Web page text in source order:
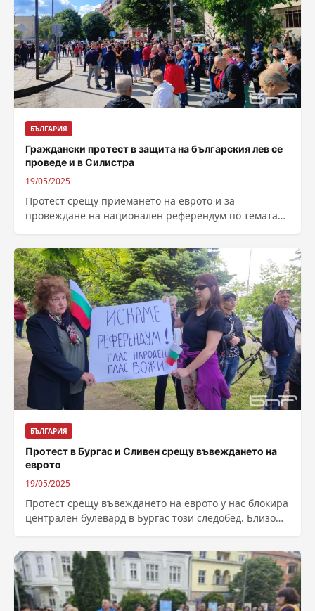
БЪЛГАРИЯ
Граждански протест в защита на българския лев се
проведе и в Силистра
19/05/2025
Протест срещу приемането на еврото и за
провеждане на национален референдум по темата
БЪЛГАРИЯ
Протест в Бургас и Сливен срещу въвеждането на
еврото
19/05/2025
Протест срещу въвеждането на еврото у нас блокира
централен булевард в Бургас този следобед. Близо